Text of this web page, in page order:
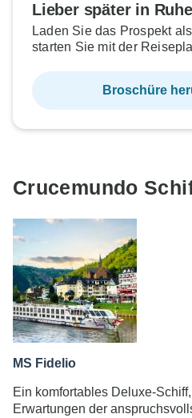
Lieber später in
Laden Sie das Prospekt
starten Sie mit der
Broschüre
Crucemundo
MS Fidelio
Ein komfortables Deluxe-
Erwartungen der